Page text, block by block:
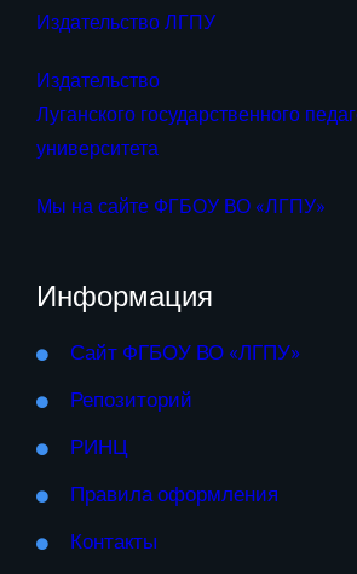
Издательство ЛГПУ
Издательство
Луганского государственного
университета
Мы на сайте ФГБОУ ВО «ЛГПУ»
Информация
Сайт ФГБОУ ВО «ЛГПУ»
Репозиторий
РИНЦ
Правила оформления
Контакты